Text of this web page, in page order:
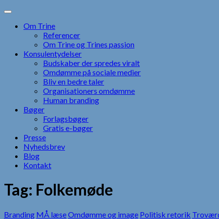
Skip
contentOm Trine
Referencer
Om Trine og Trines passion
Konsulentydelser
Budskaber der spredes viralt
Omdømme på sociale medier
Bliv en bedre taler
Organisationers omdømme
Human branding
Bøger
Forlagsbøger
Gratis e-bøger
Presse
Nyhedsbrev
Blog
Kontakt
Tag: Folkemøde
Branding MÅ læseOmdømme og image Politisk retorik